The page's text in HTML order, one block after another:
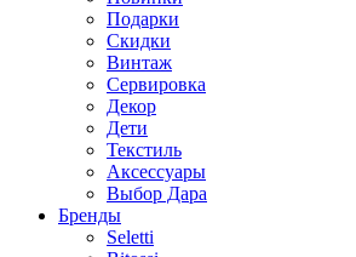
Подарки
Скидки
Винтаж
Сервировка
Декор
Дети
Текстиль
Аксессуары
Выбор Дара
Бренды
Seletti